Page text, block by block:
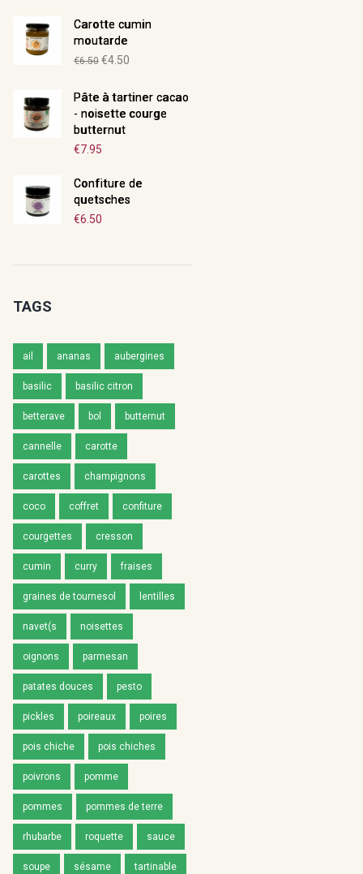
Carotte cumin
moutarde
€6.50 Le
initial
était :
€6.50.
€4.50Le
actuel
est :
Pâte à tartiner cacao
- noisette courge
butternut
€7.95
Confiture de
quetsches
€6.50
TAGS
ail ananas aubergines
basilic basilic citron
betterave bol butternut
cannelle carotte
carottes champignons
coco coffret confiture
courgettes cresson
cumin curry fraises
graines de tournesol lentilles
navet(s noisettes
oignons parmesan
patates douces pesto
pickles poireaux poires
pois chiche pois chiches
poivrons pomme
pommes pommes de terre
rhubarbe roquette sauce
soupe sésame tartinable